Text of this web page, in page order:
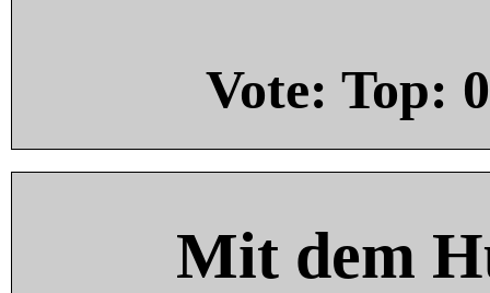
Vote: Top: 0
Mit dem